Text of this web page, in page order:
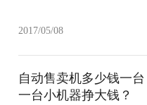
2017/05/08
自动售卖机多少钱一
一台小机器挣大钱？